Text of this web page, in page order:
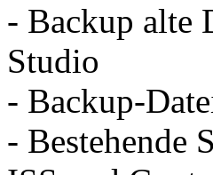
- Backup alte
Studio
- Backup-
- Bestehende